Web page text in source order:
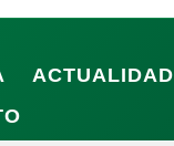
ACTUALIDAD